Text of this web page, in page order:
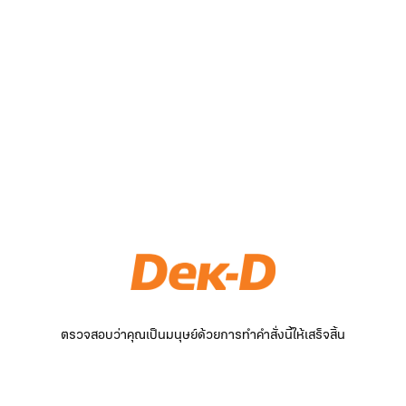
ตรวจสอบว่าคุณเป็นมนุษย์ด้วยการทำคำสั่งนี้ให้เสร็จสิ้น